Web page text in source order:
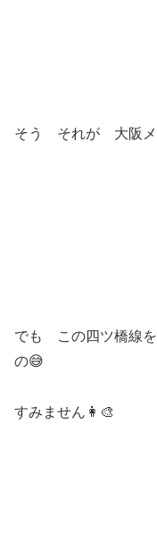
そう それが 大阪メ
でも この四ツ橋線
の😅
すみません👩‍🎨